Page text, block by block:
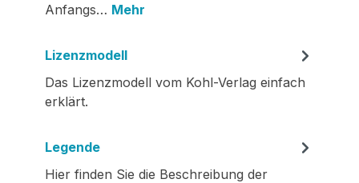
Anfangs… Mehr
Lizenzmodell
Das Lizenzmodell vom Kohl-Verlag einfach
erklärt.
Legende
Hier finden Sie die Beschreibung der